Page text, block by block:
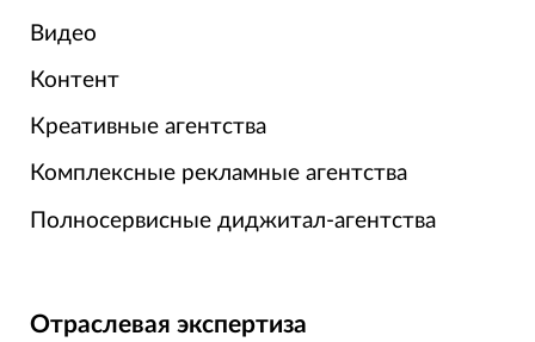
Видео
Контент
Креативные агентства
Комплексные рекламные агентства
Полносервисные диджитал-агентства
Отраслевая экспертиза